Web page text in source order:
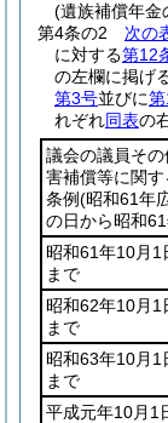
(遺族補償年金
第4条の2
次の
に対する第12
の左欄に掲げ
第3号並びに
れぞれ同表の
議会の議員そ
害補償等に関
条例(昭和61年
の日から昭和
昭和61年10月1
まで
昭和62年10月1
まで
昭和63年10月1
まで
平成元年10月1